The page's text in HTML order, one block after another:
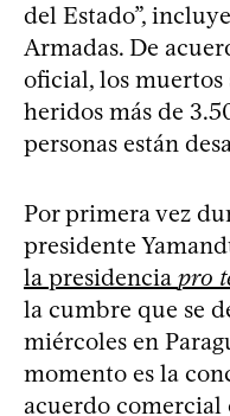
del Estado”,
Armadas. De
oficial, los muertos
heridos más de
personas están
Por primera vez
presidente
la presidencia pro
la cumbre que se
miércoles en
momento es la
acuerdo